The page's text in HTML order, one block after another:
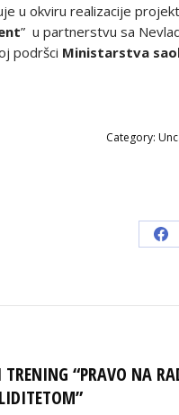
u okviru realizacije
” u partnerstvu sa
podršci Ministarstva
Category:
TRENING “PRAVO NA